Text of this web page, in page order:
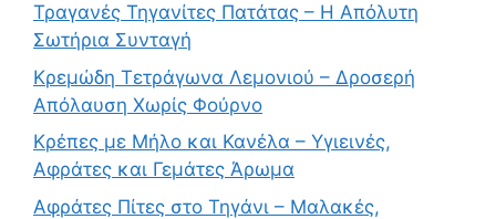
Τραγανές Τηγανίτες Πατάτας – Η Απόλυτη
Σωτήρια Συνταγή
Κρεμώδη Τετράγωνα Λεμονιού – Δροσερή
Απόλαυση Χωρίς Φούρνο
Κρέπες με Μήλο και Κανέλα – Υγιεινές,
Αφράτες και Γεμάτες Άρωμα
Αφράτες Πίτες στο Τηγάνι – Μαλακές,